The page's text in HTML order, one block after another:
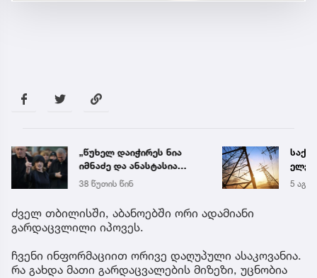
„წუხელ დაიჭირეს ნია
იმნაძე და ანასტასია
ბერუაშვილი! თეთრად
გავათენე, მაგრამ
ფეისბუკში ვერ შევედი...“
- რას წერს ეკა კუპატაძე
38 წუთის წინ 5 აგვ
ძველ თბილისში, აბანოებში ორი ადამიანი
გარდაცვლილი იპოვეს.
ჩვენი ინფორმაციით ორივე დაღუპული ასაკოვანია.
რა გახდა მათი გარდაცვალების მიზეზი, უცნობია